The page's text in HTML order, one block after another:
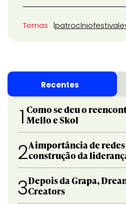
Temas patrocíniofestival
Recentes
1 Como se deu o
Mello e Skol
2A importância de
construção da
3Depois da Grapa,
Creators